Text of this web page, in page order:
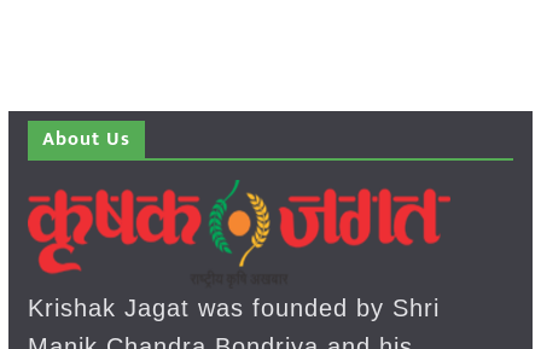
About Us
Krishak Jagat was founded by Shri